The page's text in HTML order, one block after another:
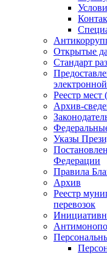
Открытые
Стандарт
Реестр
Архив-
Указы
Федерации
Правила
Архив
Реестр
перевозок